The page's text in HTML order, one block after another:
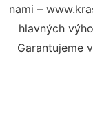
nami –
hlavných
Garantujeme